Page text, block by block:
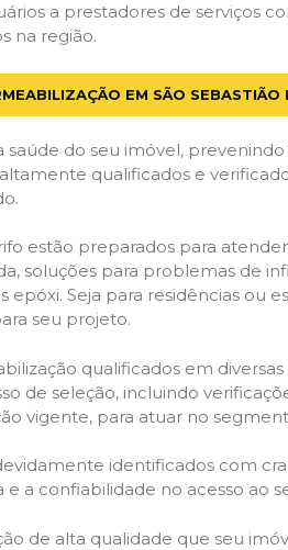
a prestadores de serviços
na região.
EM SÃO
do seu imóvel,
altamente qualificados e
estão preparados para
soluções para problemas de
Seja para residências ou
seu projeto.
qualificados em diversas
de seleção, incluindo
vigente, para atuar no
identificados com
a confiabilidade no acesso ao
de alta qualidade que seu